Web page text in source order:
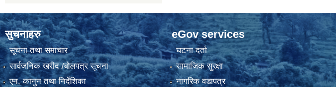
सुचनाहरु
सूचना तथा समाचार
सार्वजनिक खरीद /बोलपत्र सूचना
एन, कानुन तथा निर्देशिका
eGov services
घटना दर्ता
सामाजिक सुरक्षा
नागरिक वडापत्र